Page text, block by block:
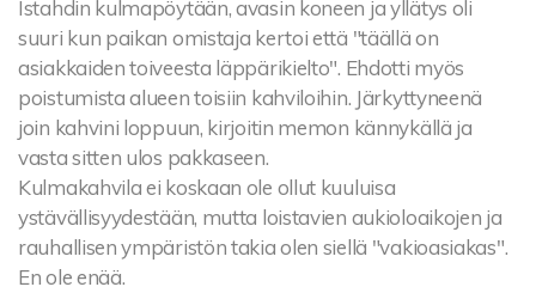
Istahdin kulmapöytään, avasin koneen ja yllätys oli
suuri kun paikan omistaja kertoi että "täällä on
asiakkaiden toiveesta läppärikielto". Ehdotti myös
poistumista alueen toisiin kahviloihin. Järkyttyneenä
join kahvini loppuun, kirjoitin memon kännykällä ja
vasta sitten ulos pakkaseen.
Kulmakahvila ei koskaan ole ollut kuuluisa
ystävällisyydestään, mutta loistavien aukioloaikojen ja
rauhallisen ympäristön takia olen siellä "vakioasiakas".
En ole enää.